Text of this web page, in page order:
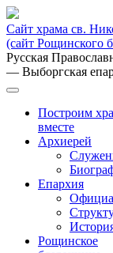
Сайт храма св.
(сайт Рощинского
Русская
— Выборгская
Построим
вместе
Архиерей
Епархия
Рощинское